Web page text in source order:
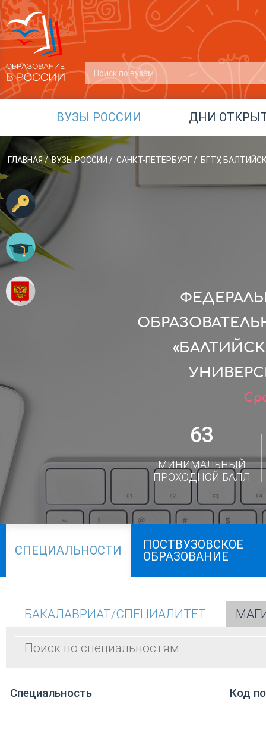
ВУЗЫ РОССИИ ДНИ
ГЛАВНАЯ / ВУЗЫ РОССИИ / САНКТ-ПЕТЕРБУРГ/ БГТУ,
63
МИНИМАЛЬНЫЙ
ПРОХОДНОЙ БАЛЛ
СПЕЦИАЛЬНОСТИ
ПОСТВУЗОВСКОЕ
ОБРАЗОВАНИЕ
БАКАЛАВРИАТ/СПЕЦИАЛИТЕТ
Cпециальность Код